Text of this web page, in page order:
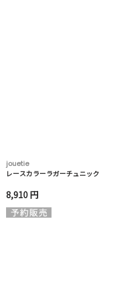
jouetie
レースカラーラガーチュニック
8,910 円